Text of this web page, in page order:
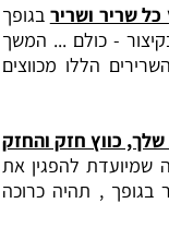
בגופך
- כולם ... המשך
הללו מכווצים
שלך, כווץ חזק והחזק
שמיועדת להפגין את
, תהיה כרוכה